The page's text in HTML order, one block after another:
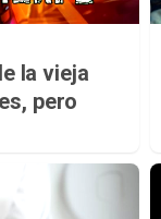
la vieja
pero